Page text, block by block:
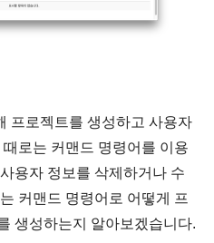
프로젝트를 생성하고 사용자
때로는 커맨드 명령어를 이용
용자 정보를 삭제하거나 수
커맨드 명령어로 어떻게 프
생성하는지 알아보겠습니다.